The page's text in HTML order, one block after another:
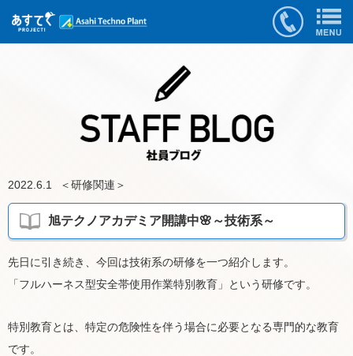
2022.6.1 ＜研修関連 ＞
旭テクノアカデミア開講中🌸～技術系～
先日に引き続き、今回は技術系の研修を一つ紹介します。
「フルハーネス型安全帯使用作業特別教育」という研修です。
特別教育とは、特定の危険性を伴う場合に必要となる専門的な教育
です。